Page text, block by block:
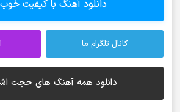
دانلود آهنگ با کیفیت خوب
کانال تلگرام ما
دانلود همه آهنگ های حجت